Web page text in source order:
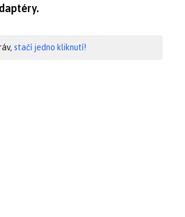
stačí jedno kliknutí!